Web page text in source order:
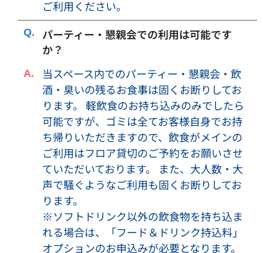
なかった場合は、利用を中止していただきます。その際のご
返金は致しかねますので、予めご了承下さい。
・音が漏れにくいように、ドアは必ず閉めてご利用下さい。
・退出前、退出後は、話し声や喫煙、行列や人溜まりなど、
・予約した利用時間の途中で退出された場合でも、ご利用料
金の割引、返金等は致しかねますのでご了承ください。
・会議室のご利用前・ご利用後、承諾無しに無断で会議室に
立ち入ることはできません。
・予約者が使用の権利を譲渡、第三者へ転貸することはでき
ません。
・いずれの会議室のご利用に際しましても、ご利用者に借家
権その他の独立した占有権、営業権等の固有の権利を付与す
るものではなく、また何らこれらの権利は発生いたしませ
・ご利用料金は予告なく変更する場合がございます。ご利用
料金は予約申込時点での金額が適用されます。変更後の金額
ご利用ください。
パーティー・懇親会での利用は可能です
か？
当スペース内でのパーティー・懇親会・飲
酒・臭いの残るお食事は固くお断りしてお
ります。 軽飲食のお持ち込みのみでしたら
可能ですが、ゴミは全てお客様自身でお持
ち帰りいただきますので、飲食がメインの
ご利用はフロア貸切のご予約をお願いさせ
ていただいております。 また、大人数・大
声で騒ぐようなご利用も固くお断りしてお
ります。
※ソフトドリンク以外の飲食物を持ち込ま
れる場合は、「フード＆ドリンク持込料」
オプションのお申込みが必要となります。